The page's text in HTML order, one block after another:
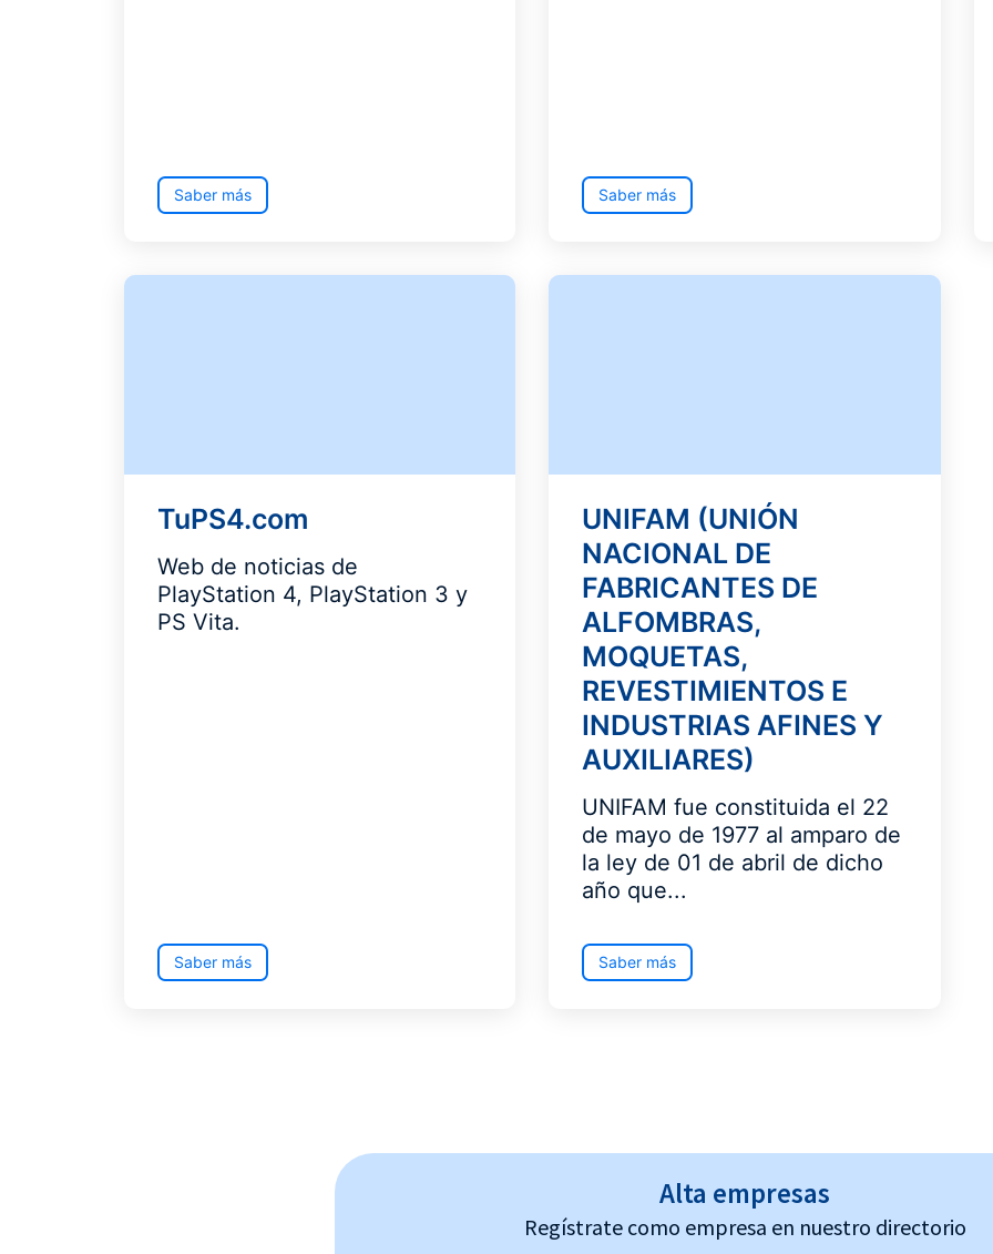
Saber más Saber más
TuPS4.com
Web de noticias de
PlayStation 4, PlayStation 3 y
PS Vita.
Saber más
UNIFAM (UNIÓN
NACIONAL DE
FABRICANTES DE
ALFOMBRAS,
MOQUETAS,
REVESTIMIENTOS E
INDUSTRIAS AFINES Y
AUXILIARES)
UNIFAM fue constituida el 22
de mayo de 1977 al amparo de
la ley de 01 de abril de dicho
año que...
Saber más
Alta empresas
Regístrate como empresa en nuestro directorio